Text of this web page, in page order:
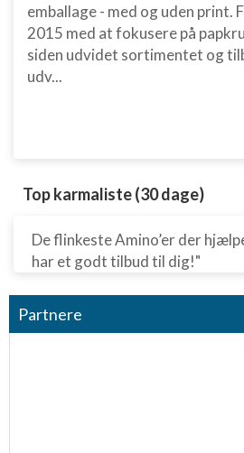
emballage - med og uden print.
2015 med at fokusere på
siden udvidet sortimentet og
udv...
Top karmaliste (30 dage)
De flinkeste Amino’er der
har et godt tilbud til dig!"
Partnere